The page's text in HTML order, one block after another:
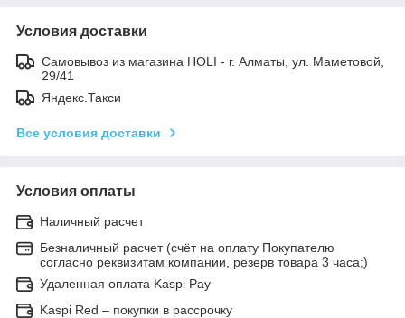
Условия доставки
Самовывоз из магазина HOLI - г. Алматы, ул. Маметовой,
29/41
Яндекс.Такси
Все условия доставки
Условия оплаты
Наличный расчет
Безналичный расчет (счёт на оплату Покупателю
согласно реквизитам компании, резерв товара 3 часа;)
Удаленная оплата Kaspi Pay
Kaspi Red – покупки в рассрочку